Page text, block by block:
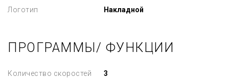
Логотип
Накладной
ПРОГРАММЫ/ ФУНКЦИИ
Количество скоростей
3